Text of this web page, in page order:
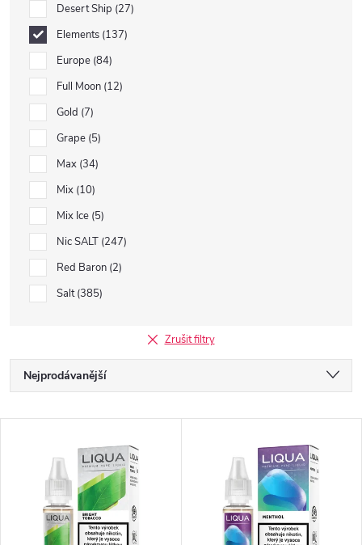
Desert Ship 27
Elements 137
Europe 84
Full Moon 12
Gold 7
Grape 5
Max 34
Mix 10
Mix Ice 5
Nic SALT 247
Red Baron 2
Salt 385
Zrušit filtry
Ř
a
Nejprodávanější
Nejdražší
Abecedně